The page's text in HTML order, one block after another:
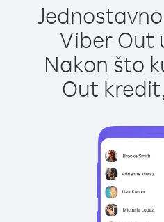
Viber Out
Nakon što
Out